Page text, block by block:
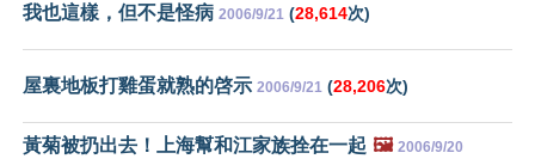
我也這樣，但不是怪病 2006/9/21 (28,614次)
屋裏地板打雞蛋就熟的啓示 2006/9/21 (28,206次)
黃菊被扔出去！上海幫和江家族拴在一起 🖼️ 2006/9/20